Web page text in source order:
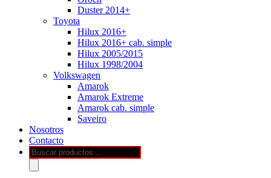
Duster 2014+
Toyota
Hilux 2016+
Hilux 2016+ cab. simple
Hilux 2005/2015
Hilux 1998/2004
Volkswagen
Amarok
Amarok Extreme
Amarok cab. simple
Saveiro
Nosotros
Contacto
Búsqueda
de
productos